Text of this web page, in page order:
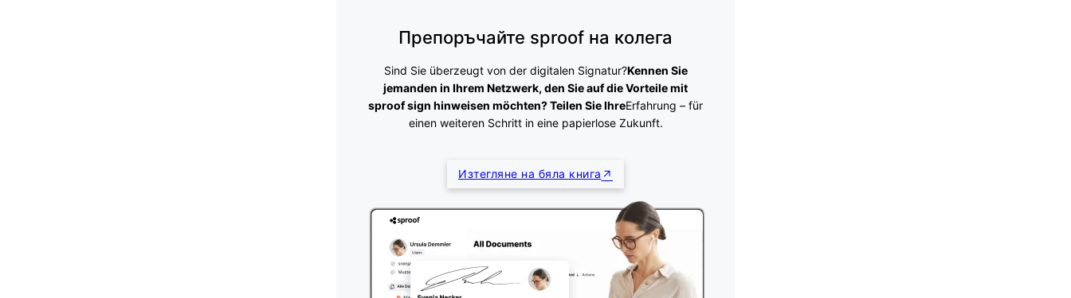
Препоръчайте sproof на колега
Sind Sie überzeugt von der digitalen Signatur?Kennen Sie
jemanden in Ihrem Netzwerk, den Sie auf die Vorteile mit
sproof sign hinweisen möchten? Teilen Sie IhreErfahrung – für
einen weiteren Schritt in eine papierlose Zukunft.
Изтегляне на бяла книга